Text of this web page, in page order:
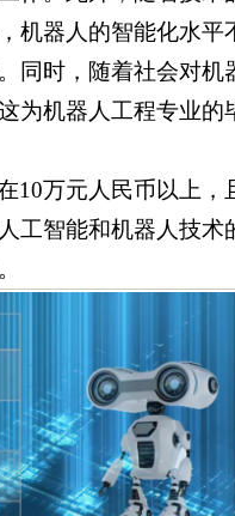
机器人的智能化水平
同时，随着社会对机
为机器人工程专业的
10万元人民币以上，
工智能和机器人技术